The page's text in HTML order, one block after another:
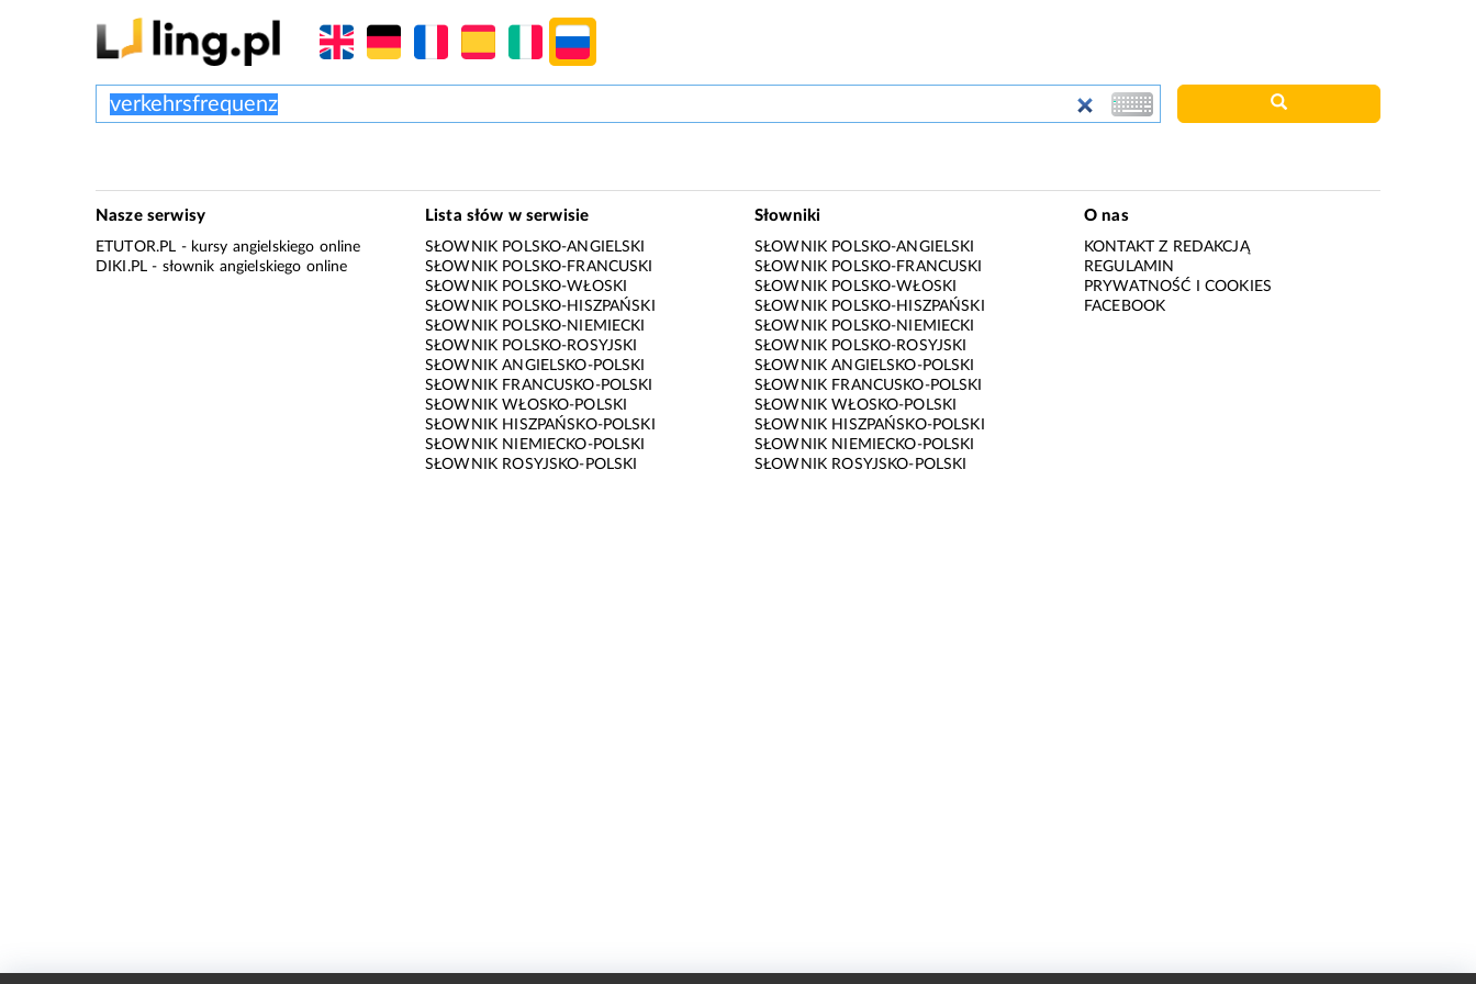
Nasze serwisy
ETUTOR.PL - kursy angielskiego online
DIKI.PL - słownik angielskiego online
Lista słów w serwisie
SŁOWNIK POLSKO-ANGIELSKI
SŁOWNIK POLSKO-FRANCUSKI
SŁOWNIK POLSKO-WŁOSKI
SŁOWNIK POLSKO-HISZPAŃSKI
SŁOWNIK POLSKO-NIEMIECKI
SŁOWNIK POLSKO-ROSYJSKI
SŁOWNIK ANGIELSKO-POLSKI
SŁOWNIK FRANCUSKO-POLSKI
SŁOWNIK WŁOSKO-POLSKI
SŁOWNIK HISZPAŃSKO-POLSKI
SŁOWNIK NIEMIECKO-POLSKI
SŁOWNIK ROSYJSKO-POLSKI
Słowniki
SŁOWNIK POLSKO-ANGIELSKI
SŁOWNIK POLSKO-FRANCUSKI
SŁOWNIK POLSKO-WŁOSKI
SŁOWNIK POLSKO-HISZPAŃSKI
SŁOWNIK POLSKO-NIEMIECKI
SŁOWNIK POLSKO-ROSYJSKI
SŁOWNIK ANGIELSKO-POLSKI
SŁOWNIK FRANCUSKO-POLSKI
SŁOWNIK WŁOSKO-POLSKI
SŁOWNIK HISZPAŃSKO-POLSKI
SŁOWNIK NIEMIECKO-POLSKI
SŁOWNIK ROSYJSKO-POLSKI
O nas
KONTAKT Z REDAKCJĄ
REGULAMIN
PRYWATNOŚĆ I COOKIES
FACEBOOK